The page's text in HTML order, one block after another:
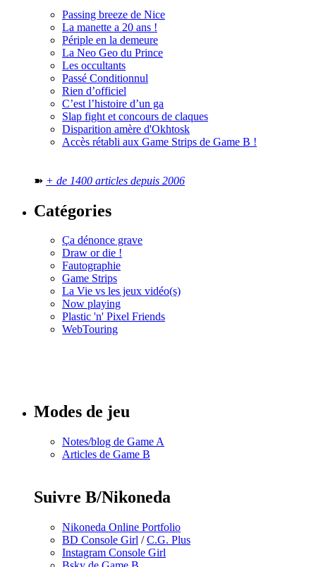
Passing breeze de Nice
La manette a 20 ans !
Périple en la demeure
La Neo Geo du Prince
Les occultants
Passé Conditionnul
Rien d’officiel
C’est l’histoire d’un ga
Slap fight et concours de claques
Disparition amère d'Okhtosk
Accès rétabli aux Game Strips de Game B !
➽ + de 1400 articles depuis 2006
Catégories
Ça dénonce grave
Draw or die !
Fautographie
Game Strips
La Vie vs les jeux vidéo(s)
Now playing
Plastic 'n' Pixel Friends
WebTouring
Modes de jeu
Notes/blog de Game A
Articles de Game B
Suivre B/Nikoneda
Nikoneda Online Portfolio
BD Console Girl /C.G. Plus
Instagram Console Girl